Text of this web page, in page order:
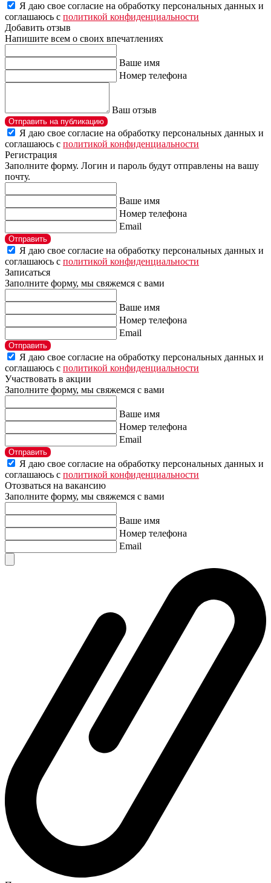
Я даю свое согласие на обработку персональных данных и
соглашаюсь с политикой конфиденциальности
Добавить отзыв
Напишите всем о своих впечатлениях
Ваше имя
Номер телефона
Ваш отзыв
Отправить на публикацию
Я даю свое согласие на обработку персональных данных и
соглашаюсь с политикой конфиденциальности
Регистрация
Заполните форму. Логин и пароль будут отправлены на вашу
почту.
Ваше имя
Номер телефона
Email
Отправить
Я даю свое согласие на обработку персональных данных и
соглашаюсь с политикой конфиденциальности
Записаться
Заполните форму, мы свяжемся с вами
Ваше имя
Номер телефона
Email
Отправить
Я даю свое согласие на обработку персональных данных и
соглашаюсь с политикой конфиденциальности
Участвовать в акции
Заполните форму, мы свяжемся с вами
Ваше имя
Номер телефона
Email
Отправить
Я даю свое согласие на обработку персональных данных и
соглашаюсь с политикой конфиденциальности
Отозваться на вакансию
Заполните форму, мы свяжемся с вами
Ваше имя
Номер телефона
Email